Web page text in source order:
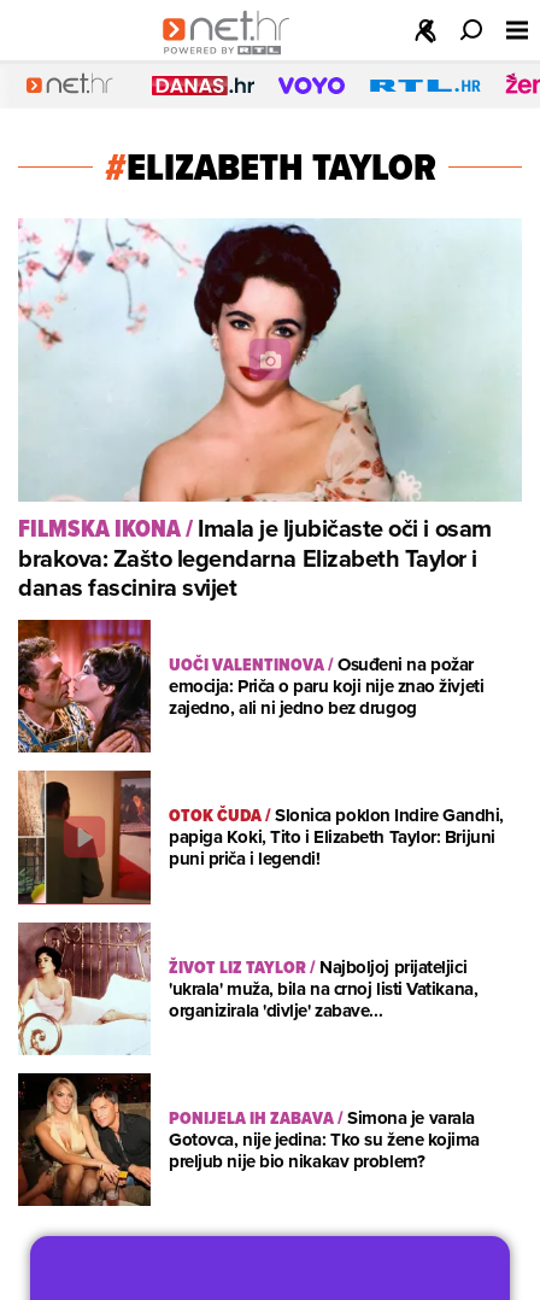
#ELIZABETH TAYLOR
FILMSKA IKONA/Imala je ljubičaste oči i osam
brakova: Zašto legendarna Elizabeth Taylor i
danas fascinira svijet
UOČI VALENTINOVA/Osuđeni na požar
emocija: Priča o paru koji nije znao živjeti
zajedno, ali ni jedno bez drugog
OTOK ČUDA/Slonica poklon Indire Gandhi,
papiga Koki, Tito i Elizabeth Taylor: Brijuni
puni priča i legendi!
ŽIVOT LIZ TAYLOR/Najboljoj prijateljici
'ukrala' muža, bila na crnoj listi Vatikana,
organizirala 'divlje' zabave...
PONIJELA IH ZABAVA/Simona je varala
Gotovca, nije jedina: Tko su žene kojima
preljub nije bio nikakav problem?